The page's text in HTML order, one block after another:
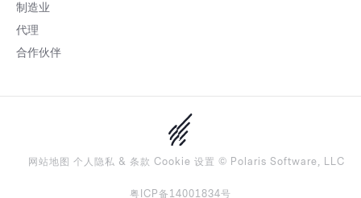
制造业
代理
合作伙伴
网站地图 个人隐私 & 条款 Cookie 设置 © Polaris Software, LLC
粤ICP备14001834号